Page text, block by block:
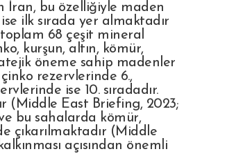
İran, bu özelliğiyle maden
ilk sırada yer almaktadır
68 çeşit mineral
kurşun, altın, kömür,
öneme sahip madenler
rezervlerinde 6.,
ise 10. sıradadır.
(Middle East Briefing, 2023;
bu sahalarda kömür,
çıkarılmaktadır (Middle
açısından önemli